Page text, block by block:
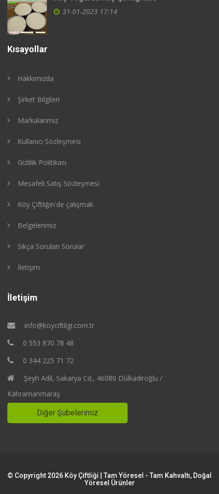
31-01-2023 17:14
Kısayollar
Hakkımızda
Şirket Bilgileri
Markalarımız
Kullanıcı Sözleşmesi
Gizlilik Politikası
Mesafeli Satış Sözleşmesi
Köy Çiftliğin'de çalışmak
Belgelerimiz
Sıkça Sorulan Sorular
İletişim
İletişim
info@koyciftligi.com.tr
0 553 870 78 48
0 344 225 71 72
Şeyh Adil, Sakarya Cd., 46080 Dülkadiroğlu /
Kahramanmaraş
Diğer Şubelerimiz
© Copyright 2026 Köy Çiftliği | Tam Yöresel - Tam Kahvaltı, Doğal
Yöresel Ürünler